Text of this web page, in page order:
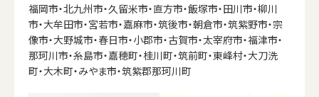
福岡市・北九州市・久留米市・直方市・飯塚市・田川市・柳川
市・大牟田市・宮若市・嘉麻市・筑後市・朝倉市・筑紫野市・宗
像市・大野城市・春日市・小郡市・古賀市・太宰府市・福津市・
那珂川市・糸島市・嘉穂町・桂川町・筑前町・東峰村・大刀洗
町・大木町・みやま市・筑紫郡那珂川町